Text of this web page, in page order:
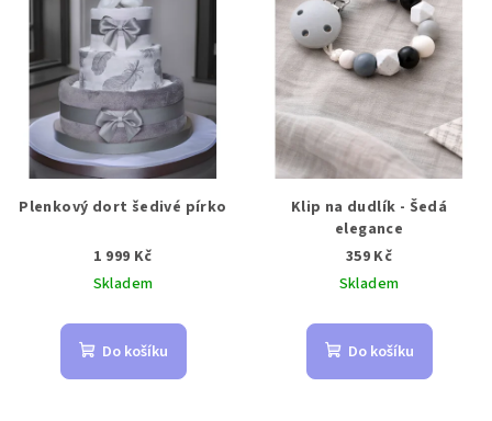
Plenkový dort šedivé pírko
1 999 Kč
Skladem
Do košíku
Klip na dudlík - Šedá
elegance
359 Kč
Skladem
Do košíku